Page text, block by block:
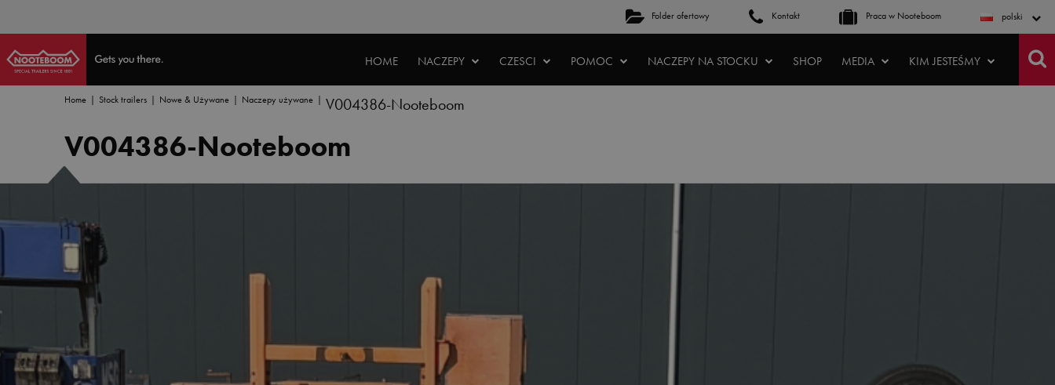
Folder ofertowy Kontakt Praca w Nooteboom polski
HOME NACZEPY CZESCI POMOC NACZEPY NA STOCKU SHOP MEDIA KIM JESTEŚMY
Home Stock trailers Nowe & Używane Naczepy używane V004386-Nooteboom
V004386-Nooteboom